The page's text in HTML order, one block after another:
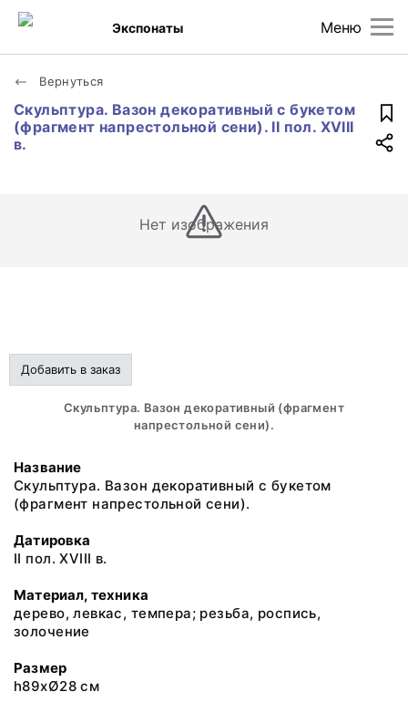
Меню
Экспонаты
Вернуться
Скульптура. Вазон декоративный с букетом
(фрагмент напрестольной сени). II пол. XVIII
в.
Нет изображения
Добавить в заказ
Скульптура. Вазон декоративный (фрагмент
напрестольной сени).
Название
Скульптура. Вазон декоративный с букетом
(фрагмент напрестольной сени).
Датировка
II пол. XVIII в.
Материал, техника
дерево, левкас, темпера; резьба, роспись,
золочение
Размер
h89хØ28 см